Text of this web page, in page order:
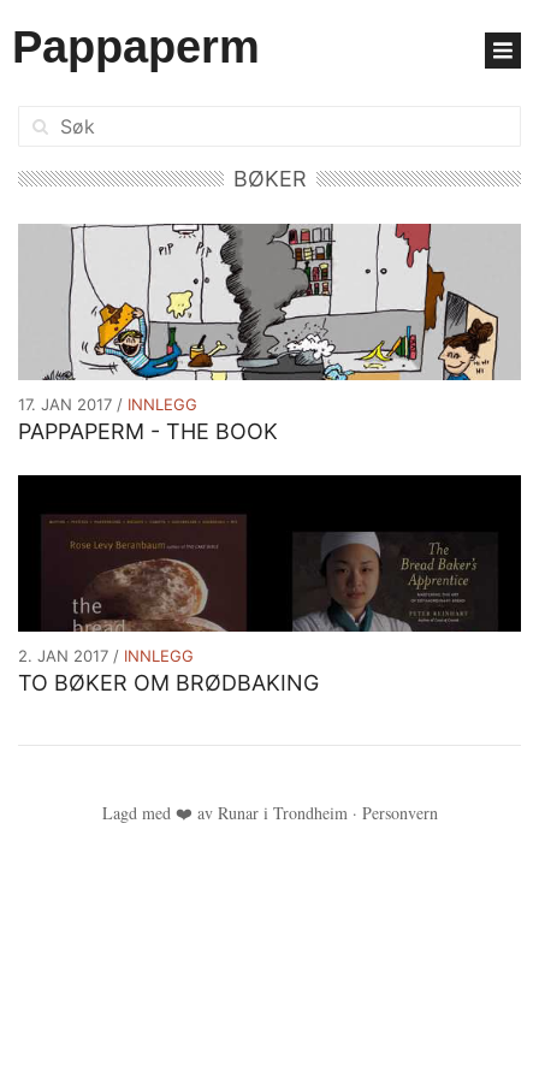
Pappaperm
Søk:
Bøker BØKER
Innlegg
17. JAN 2017 INNLEGG
PAPPAPERM - THE BOOK
2. JAN 2017 INNLEGG
TO BØKER OM BRØDBAKING
Lagd med ❤️ av Runari Trondheim · Personvern